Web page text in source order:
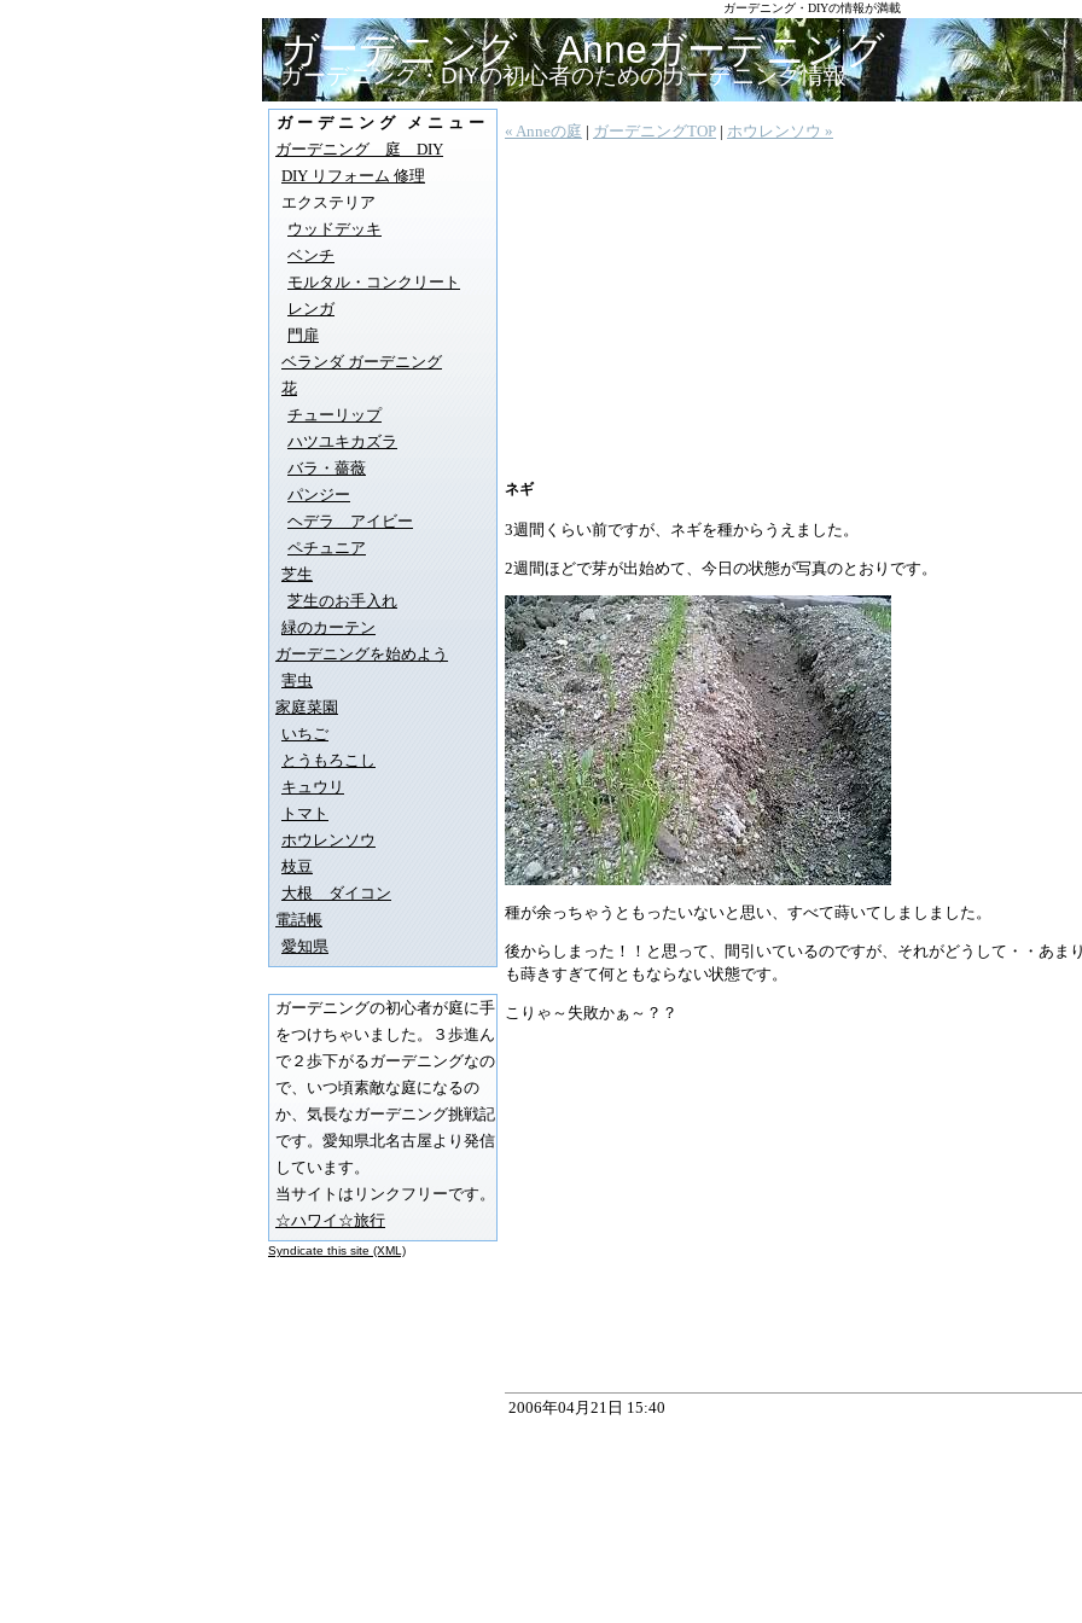
ガーデニング・DIYの情報が満載
ガーデニング Anneガーデニング
ガーデニング・DIYの初心者のためのガーデニング情報
ガーデニング メニュー
ガーデニング 庭 DIY
DIY リフォーム 修理
エクステリア
ウッドデッキ
ベンチ
モルタル・コンクリート
レンガ
門扉
ベランダ ガーデニング
花
チューリップ
ハツユキカズラ
バラ・薔薇
パンジー
ヘデラ アイビー
ペチュニア
芝生
芝生のお手入れ
緑のカーテン
ガーデニングを始めよう
害虫
家庭菜園
いちご
とうもろこし
キュウリ
トマト
ホウレンソウ
枝豆
大根 ダイコン
電話帳
愛知県
ガーデニングの初心者が庭に手
をつけちゃいました。３歩進ん
で２歩下がるガーデニングなの
で、いつ頃素敵な庭になるの
か、気長なガーデニング挑戦記
です。愛知県北名古屋より発信
しています。
当サイトはリンクフリーです。
☆ハワイ☆旅行
Syndicate this site (XML)
« Anneの庭 | ガーデニングTOP | ホウレンソウ »
ネギ
3週間くらい前ですが、ネギを種からうえました。
2週間ほどで芽が出始めて、今日の状態が写真のとおりです。
種が余っちゃうともったいないと思い、すべて蒔いてしましました。
後からしまった！！と思って、間引いているのですが、それがどうして・・あま
も蒔きすぎて何ともならない状態です。
こりゃ～失敗かぁ～？？
2006年04月21日 15:40